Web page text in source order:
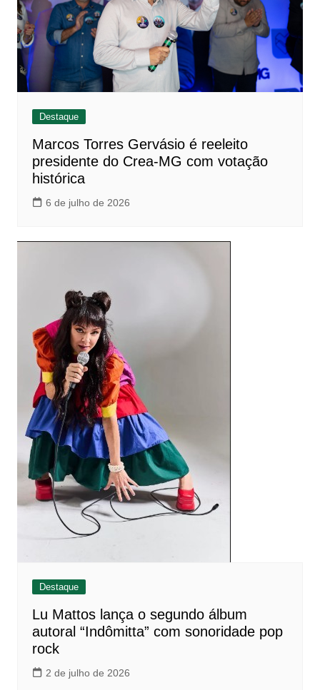
Destaque
Marcos Torres Gervásio é reeleito
presidente do Crea-MG com votação
histórica
6 de julho de 2026
Destaque
Lu Mattos lança o segundo álbum
autoral “Indômitta” com sonoridade pop
rock
2 de julho de 2026